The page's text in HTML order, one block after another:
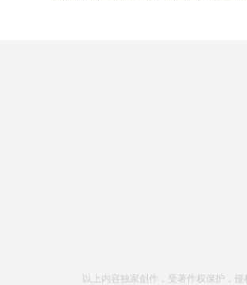
以上内容独家创作，受著作权保护，侵